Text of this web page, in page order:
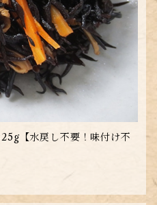
【水戻し不要！味付け不